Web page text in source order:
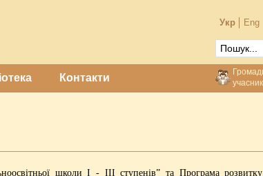
Укр Eng
Контакти
школи І - ІІІ ступенів” та Програма